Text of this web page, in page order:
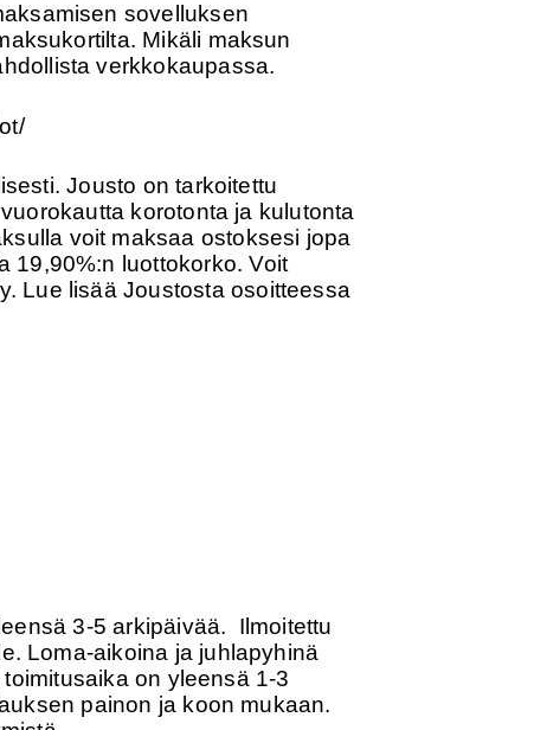
sovelluksen
Mikäli maksun
verkkokaupassa.
Jousto on tarkoitettu
korotonta ja kulutonta
voit maksaa ostoksesi jopa
19,90%:n luottokorko. Voit
Lue lisää Joustosta osoitteessa
3-5 arkipäivää. Ilmoitettu
Loma-aikoina ja juhlapyhinä
on yleensä 1-3
painon ja koon mukaan.